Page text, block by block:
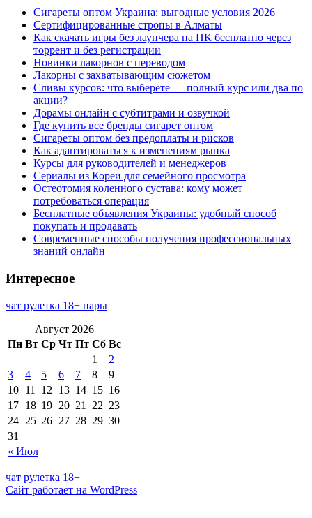
Сигареты оптом Украина: выгодные условия 2026
Сертифицированные стропы в Алматы
Как скачать игры без лаунчера на ПК бесплатно через
торрент и без регистрации
Новинки лакорнов с переводом
Лакорны с захватывающим сюжетом
Сливы курсов: что выберете — полный курс или два по
акции?
Дорамы онлайн с субтитрами и озвучкой
Где купить все бренды сигарет оптом
Сигареты оптом без предоплаты и рисков
Как адаптироваться к изменениям рынка
Курсы для руководителей и менеджеров
Сериалы из Кореи для семейного просмотра
Остеотомия коленного сустава: кому может
потребоваться операция
Бесплатные объявления Украины: удобный способ
покупать и продавать
Современные способы получения профессиональных
знаний онлайн
Интересное
чат рулетка 18+ пары
Август 2026
Пн Вт Ср Чт Пт Сб Вс
« Июл
1
2
3
4 5 6 7 8
9
10 11 12 13 14 15 16
17 18 19 20 21 22 23
24 25 26 27 28 29 30
31
чат рулетка 18+
Сайт работает на WordPress